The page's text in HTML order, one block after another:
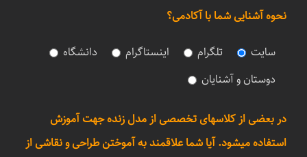
نحوه آشنایی شما با آکادمی؟
سایت تلگرام اینستاگرام
دانشگاه
دوستان و آشنایان
در بعضی از کلاسهای تخصصی از مدل زنده جهت آموزش
استفاده میشود. آیا شما علاقمند به آموختن طراحی و نقاشی از